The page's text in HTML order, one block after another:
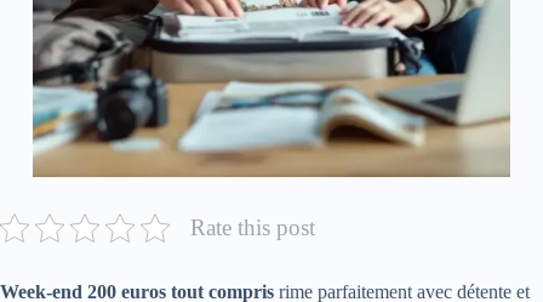
Rate this post
Week-end 200 euros tout compris rime parfaitement avec détente et